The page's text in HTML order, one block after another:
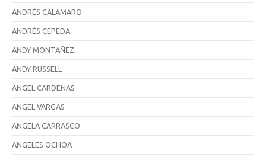
ANDRÉS CALAMARO
ANDRÉS CEPEDA
ANDY MONTAÑEZ
ANDY RUSSELL
ANGEL CARDENAS
ANGEL VARGAS
ANGELA CARRASCO
ANGELES OCHOA